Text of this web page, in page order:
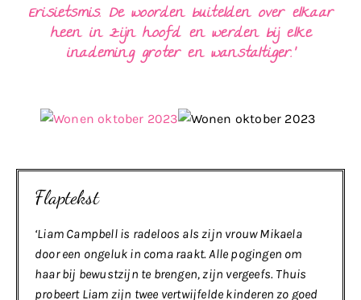
Erisietsmis. De woorden buitelden over elkaar
heen in zijn hoofd en werden bij elke
inademing groter en wanstaltiger.’
Flaptekst
‘Liam Campbell is radeloos als zijn vrouw Mikaela
door een ongeluk in coma raakt. Alle pogingen om
haar bij bewustzijn te brengen, zijn vergeefs. Thuis
probeert Liam zijn twee vertwijfelde kinderen zo goed